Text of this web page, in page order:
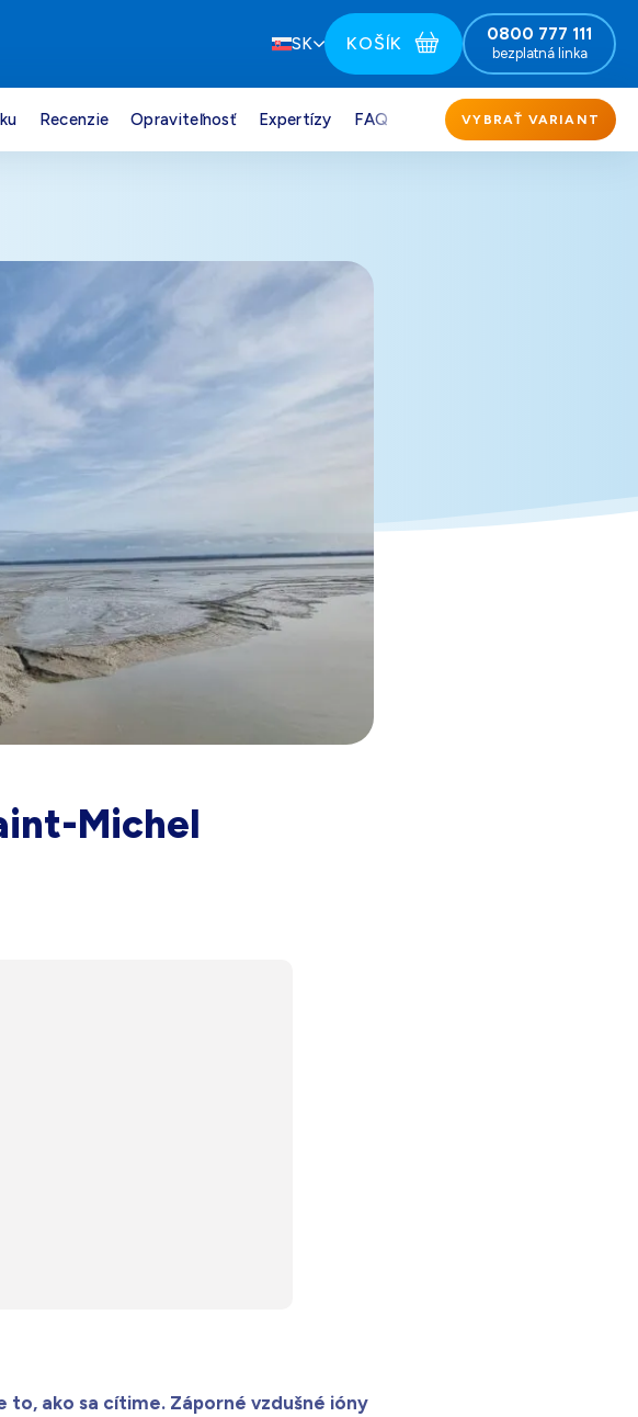
SK KOŠÍK 0800 777 111
bezplatná linka
Recenzie Opraviteľnosť Expertízy FAQ VYBRAŤ VARIANT
Michel
to, ako sa cítime. Záporné vzdušné ióny
151,00 €
Darček pre vás po zadaní kódu